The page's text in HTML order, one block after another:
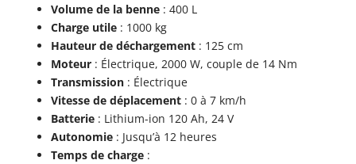
Volume de la benne : 400 L
Charge utile : 1000 kg
Hauteur de déchargement : 125 cm
Moteur : Électrique, 2000 W, couple de 14 Nm
Transmission : Électrique
Vitesse de déplacement : 0 à 7 km/h
Batterie : Lithium-ion 120 Ah, 24 V
Autonomie : Jusqu’à 12 heures
Temps de charge :